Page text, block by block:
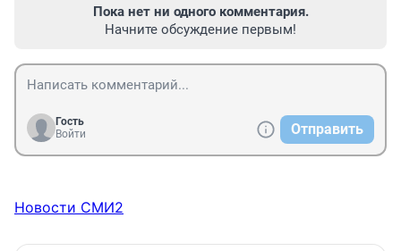
Пока нет ни одного комментария.
Начните обсуждение первым!
Гость
Войти
Отправить
Новости СМИ2